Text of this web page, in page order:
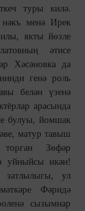
туры килә.
нәкъ менә Ирек
якты йөзле
әтисе
Хәсәновка да
генә роль
белән үзенә
арасында
булуы, йомшак
матур тавыш
Зөфәр
уйныйсы икән!
затлылыгы, ул
Фәридә
сызымнар